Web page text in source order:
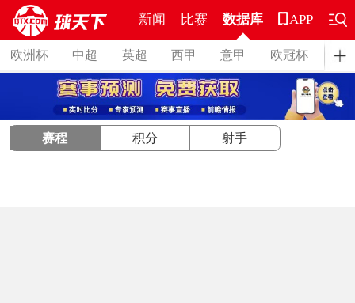
新闻 比赛 数据库
欧洲杯 中超 英超 西甲 意甲 欧冠杯 德
APP
赛程 积分 射手